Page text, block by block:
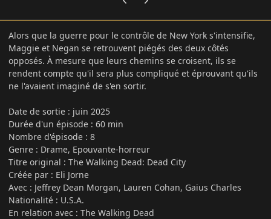
Alors que la guerre pour le contrôle de New York s'intensifie,
Maggie et Negan se retrouvent piégés des deux côtés
opposés. À mesure que leurs chemins se croisent, ils se
rendent compte qu'il sera plus compliqué et éprouvant qu'ils
ne l'avaient imaginé de s'en sortir.
Date de sortie : juin 2025
Durée d'un épisode : 60 min
Nombre d'épisode : 8
Genre : Drame, Epouvante-horreur
Titre original : The Walking Dead: Dead City
Créée par : Eli Jorne
Avec : Jeffrey Dean Morgan, Lauren Cohan, Gaius Charles
Nationalité : U.S.A.
En relation avec : The Walking Dead